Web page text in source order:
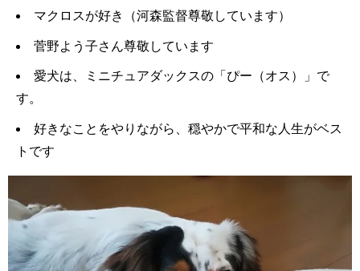
マクロスが好き（河森監督尊敬しています）
菅野よう子さん尊敬しています
愛犬は、ミニチュアダックスの「ぴー（オス）」で
す。
好きなことをやりながら、穏やかで平和な人生がベス
トです